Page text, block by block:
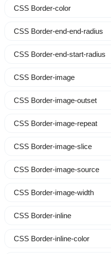
CSS Border-color
CSS Border-end-end-radius
CSS Border-end-start-radius
CSS Border-image
CSS Border-image-outset
CSS Border-image-repeat
CSS Border-image-slice
CSS Border-image-source
CSS Border-image-width
CSS Border-inline
CSS Border-inline-color